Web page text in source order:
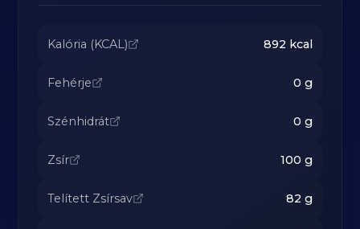
Kalória (KCAL) 892 kcal
Fehérje 0 g
Szénhidrát 0 g
Zsír 100 g
Telített Zsírsav 82 g